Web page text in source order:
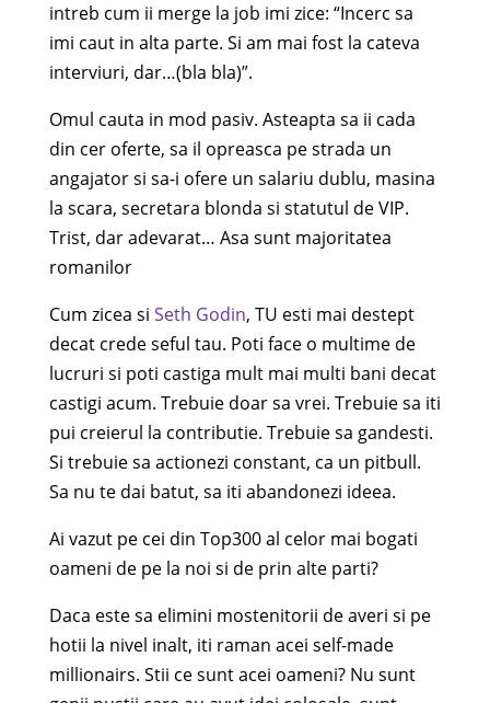
intreb cum ii merge la job imi zice: “Incerc sa
imi caut in alta parte. Si am mai fost la cateva
interviuri, dar…(bla bla)”.
Omul cauta in mod pasiv. Asteapta sa ii cada
din cer oferte, sa il opreasca pe strada un
angajator si sa-i ofere un salariu dublu, masina
la scara, secretara blonda si statutul de VIP.
Trist, dar adevarat… Asa sunt majoritatea
romanilor
Cum zicea si Seth Godin, TU esti mai destept
decat crede seful tau. Poti face o multime de
lucruri si poti castiga mult mai multi bani decat
castigi acum. Trebuie doar sa vrei. Trebuie sa iti
pui creierul la contributie. Trebuie sa gandesti.
Si trebuie sa actionezi constant, ca un pitbull.
Sa nu te dai batut, sa iti abandonezi ideea.
Ai vazut pe cei din Top300 al celor mai bogati
oameni de pe la noi si de prin alte parti?
Daca este sa elimini mostenitorii de averi si pe
hotii la nivel inalt, iti raman acei self-made
millionairs. Stii ce sunt acei oameni? Nu sunt